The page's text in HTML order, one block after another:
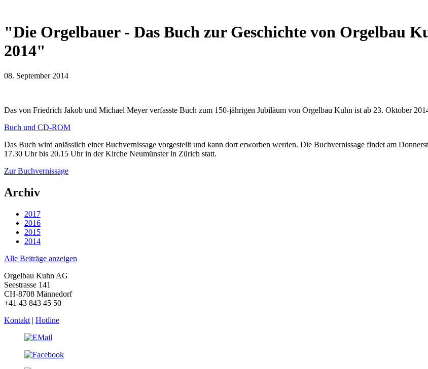
"Die Orgelbauer - Das Buch zur Geschichte von Orgelbau
2014"
08. September 2014
Das von Friedrich Jakob und Michael Meyer verfasste Buch zum 150-jährigen Jubiläum von Orgelbau Kuhn ist ab 23. Oktober
Buch und CD-ROM
Das Buch wird anlässlich einer Buchvernissage vorgestellt und kann dort erworben werden. Die Buchvernissage findet am
17.30 Uhr bis 20.15 Uhr in der Kirche Neumünster in Zürich statt.
Zur Buchvernissage
Archiv
2017
2016
2015
2014
Alle Beiträge anzeigen
Orgelbau Kuhn AG
Seestrasse 141
CH-8708 Männedorf
+41 43 843 45 50
Kontakt | Hotline